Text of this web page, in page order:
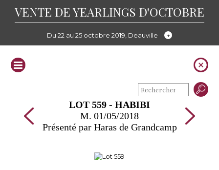
VENTE DE YEARLINGS D'OCTOBRE
Du 22 au 25 octobre 2019, Deauville
LOT 559 - HABIBI
M. 01/05/2018
Présenté par Haras de Grandcamp